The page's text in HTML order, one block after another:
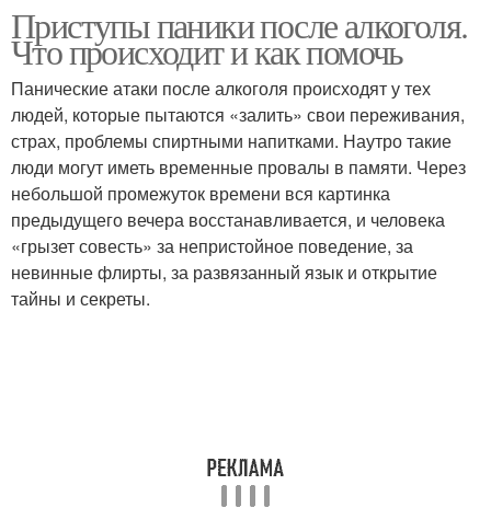
Атаки с похмелья Атака с похмелья
Приступы паники после алкоголя.
Что происходит и как помочь
Панические атаки после алкоголя происходят у тех
людей, которые пытаются «залить» свои переживания,
страх, проблемы спиртными напитками. Наутро такие
люди могут иметь временные провалы в памяти. Через
небольшой промежуток времени вся картинка
предыдущего вечера восстанавливается, и человека
«грызет совесть» за непристойное поведение, за
невинные флирты, за развязанный язык и открытие
тайны и секреты.